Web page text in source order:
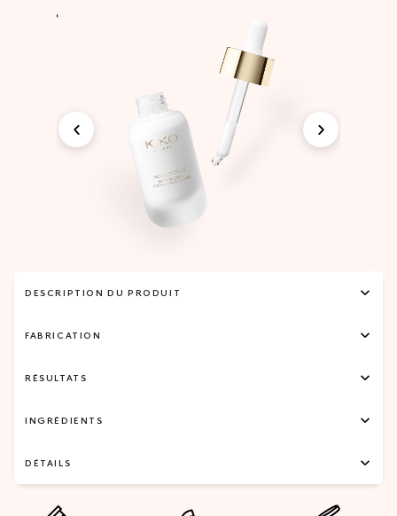
DESCRIPTION DU PRODUIT
FABRICATION
RÉSULTATS
INGRÉDIENTS
DÉTAILS